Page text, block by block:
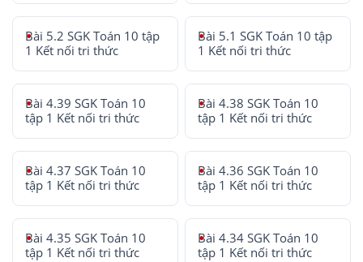
Bài 5.2 SGK Toán 10 tập
1 Kết nối tri thức
Bài 5.1 SGK Toán 10 tập
1 Kết nối tri thức
Bài 4.39 SGK Toán 10
tập 1 Kết nối tri thức
Bài 4.38 SGK Toán 10
tập 1 Kết nối tri thức
Bài 4.37 SGK Toán 10
tập 1 Kết nối tri thức
Bài 4.36 SGK Toán 10
tập 1 Kết nối tri thức
Bài 4.35 SGK Toán 10
tập 1 Kết nối tri thức
Bài 4.34 SGK Toán 10
tập 1 Kết nối tri thức